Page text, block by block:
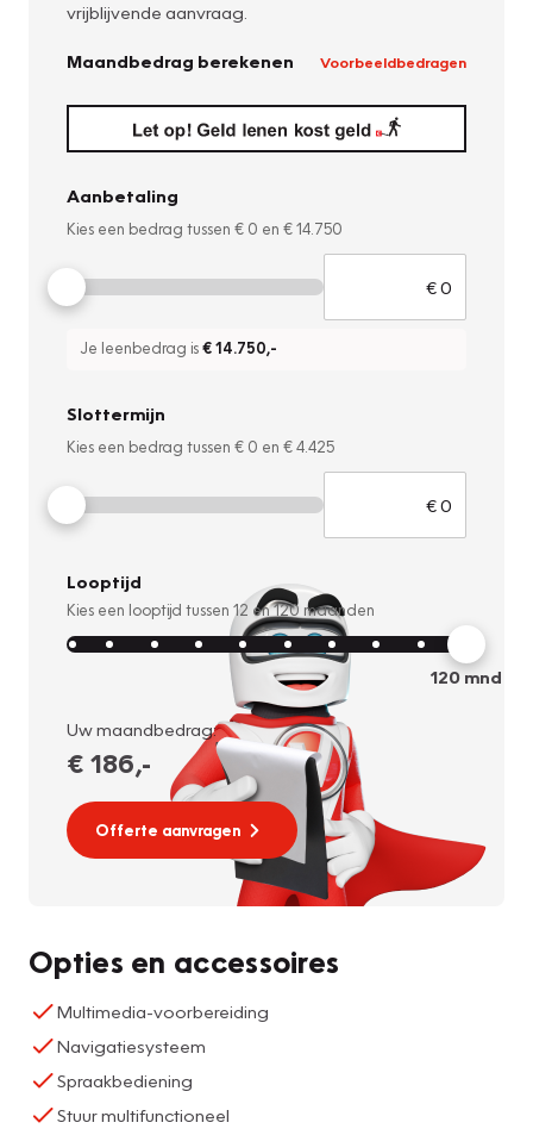
vrijblijvende aanvraag.
Maandbedrag berekenen Voorbeeldbedragen
Aanbetaling
Kies een bedrag tussen € 0 en € 14.750
Je leenbedrag is€ 14.750,-
Slottermijn
Kies een bedrag tussen € 0 en € 4.425
Looptijd
Kies een looptijd tussen 12 en120 maanden
120mnd
Uw maandbedrag:
€ 186,-
Offerte aanvragen
Opties en accessoires
Multimedia-voorbereiding
Navigatiesysteem
Spraakbediening
Stuur multifunctioneel